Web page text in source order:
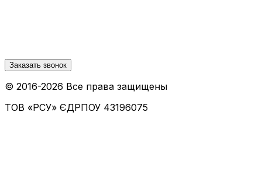
Заказать звонок
© 2016-2026 Все права защищены
ТОВ «РСУ» ЄДРПОУ 43196075